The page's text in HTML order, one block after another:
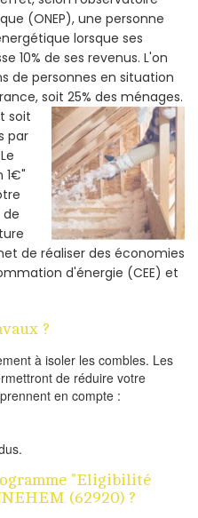
(ONEP), une personne
lorsque ses
10% de ses revenus. L'on
de personnes en situation
soit 25% des ménages.
soit
par
1€"
de réaliser des économies
d'énergie (CEE) et
?
à isoler les combles. Les
de réduire votre
en compte :
"Eligibilité
(62920) ?